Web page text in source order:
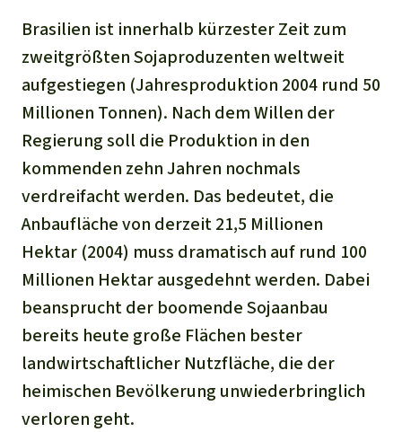
Brasilien ist innerhalb kürzester Zeit zum
zweitgrößten Sojaproduzenten weltweit
aufgestiegen (Jahresproduktion 2004 rund 50
Millionen Tonnen). Nach dem Willen der
Regierung soll die Produktion in den
kommenden zehn Jahren nochmals
verdreifacht werden. Das bedeutet, die
Anbaufläche von derzeit 21,5 Millionen
Hektar (2004) muss dramatisch auf rund 100
Millionen Hektar ausgedehnt werden. Dabei
beansprucht der boomende Sojaanbau
bereits heute große Flächen bester
landwirtschaftlicher Nutzfläche, die der
heimischen Bevölkerung unwiederbringlich
verloren geht.